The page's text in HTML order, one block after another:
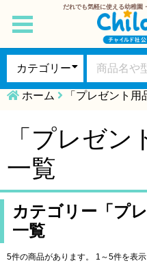
だれでも気軽に使える幼稚園
toggle
navigation
ホーム 「プレゼント
「プレゼン
一覧
カテゴリー「プ
一覧
5件の商品があります。 1～5件を表示